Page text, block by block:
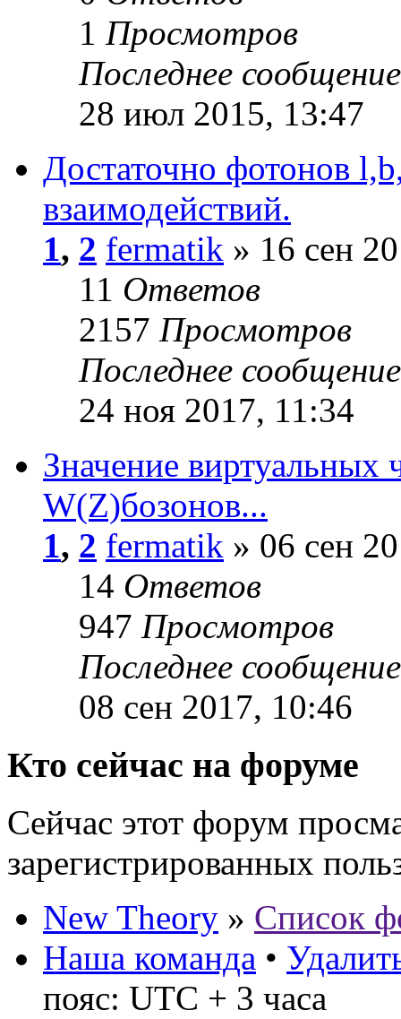
1 Просмотров
Последнее
28 июл 2015, 13:47
Достаточно фотонов
взаимодействий.
1, 2 fermatik » 16 сен
11 Ответов
2157 Просмотров
Последнее
24 ноя 2017, 11:34
Значение виртуальных
W(Z)бозонов...
1, 2 fermatik » 06 сен
14 Ответов
947 Просмотров
Последнее
08 сен 2017, 10:46
Кто сейчас на форуме
Сейчас этот форум
зарегистрированных
New Theory » Список
Наша команда •
пояс: UTC + 3 часа